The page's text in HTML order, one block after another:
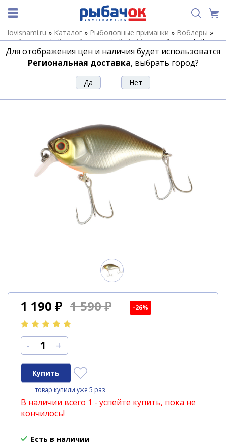
lovisnami.ru » Каталог » Рыболовные приманки » Воблеры »
Воблеры Jackall»Воблеры Jackall Chubby»Воблер Jackall
Chubby 41 цв. hl mat roach
Воблер Jackall Chubby 41 цв. hl mat
1 190 ₽ 1 590 ₽ -26%
- +
товар купили уже 5 раз
В наличии всего 1 - успейте купить, пока не
кончилось!
Есть в наличии
Для отображения цен и наличия будет использоватся
Региональная доставка, выбрать город?